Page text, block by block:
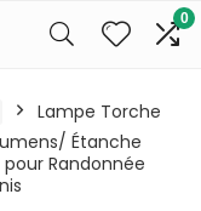
0
Lampe Torche
Étanche
pour Randonnée